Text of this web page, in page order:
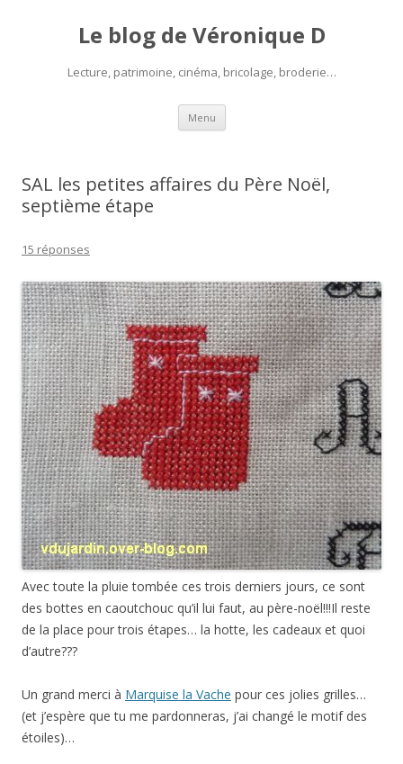
Le blog de Véronique D
Lecture, patrimoine, cinéma, bricolage, broderie…
Menu Aller
contenu
SAL les petites affaires du Père Noël,
septième étape
15 réponses
Avec toute la pluie tombée ces trois derniers jours, ce sont
des bottes en caoutchouc qu’il lui faut, au père-noël!!!Il reste
de la place pour trois étapes… la hotte, les cadeaux et quoi
d’autre???
Un grand merci à Marquise la Vache pour ces jolies grilles…
(et j’espère que tu me pardonneras, j’ai changé le motif des
étoiles)…